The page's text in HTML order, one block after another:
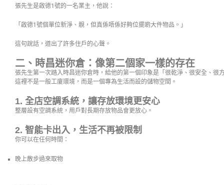
張先生是啟德1號的一名業主，他說：
「啟德1號個單位新淨、靚，但真係唔係好夠位擺啲大件物品。」
這句說話，道出了許多住戶的心聲。
二、時昌迷你倉：像第二個家一樣的存在
張先生第一次踏入時昌迷你倉時，給他的第一個印象是「很乾淨、很安全、很
這裡不是一般工廈環境，而是一個專為生活而設的儲物空間。
1. 全店空調系統，讓存放環境更安心
整層設有空調系統，用戶對長期存放物品會更放心。
2. 智能卡出入，生活不再被限制
你可以在任何時間：
晚上散步過來取物